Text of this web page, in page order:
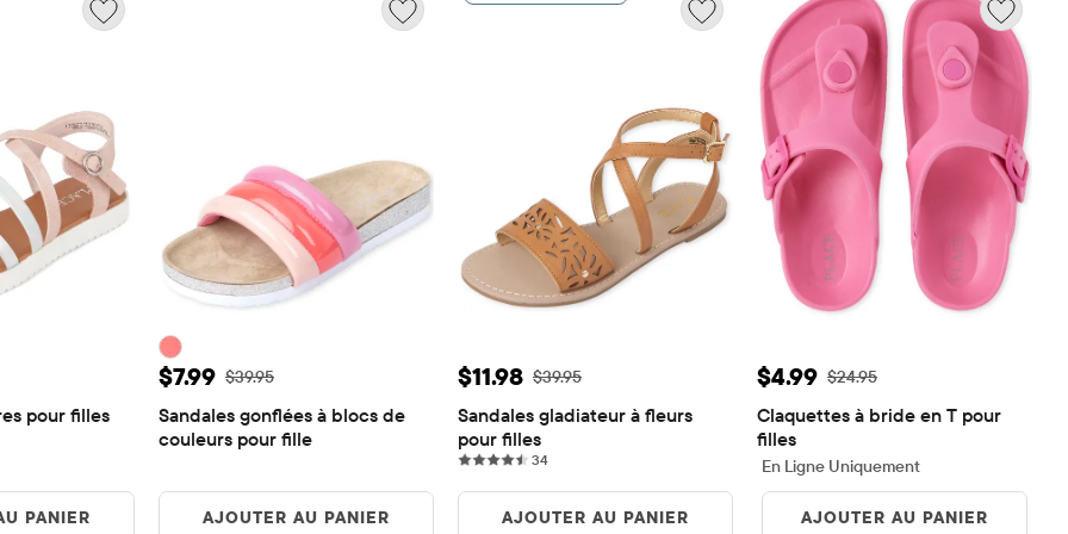
$39.95
pour filles
PANIER
Prix ​​de vente: $7.99
$7.99 Prix ​​d'origine: $39.95
$39.95
Sandales gonflées à blocs de
couleurs pour fille
AJOUTER AU PANIER
Prix ​​de vente: $11.98
$11.98 Prix ​​d'origine: $39.95
$39.95
Sandales gladiateur à fleurs
pour filles
3434 reviews
AJOUTER AU PANIER
Prix ​​de vente: $4.99
$4.99 Prix ​​d'origine: $24.95
$24.95
Claquettes à bride en T pour
filles
En Ligne Uniquement
AJOUTER AU PANIER